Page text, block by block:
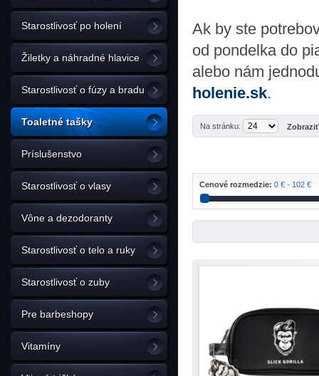
Starostlivosť po holení
Žiletky a náhradné hlavice
Starostlivosť o fúzy a bradu
Toaletné tašky
Príslušenstvo
Starostlivosť o vlasy
Vône a dezodoranty
Starostlivosť o telo a ruky
Starostlivosť o zuby
Pre barbeshopy
Vitamíny
Ak by ste
od pondelka do
alebo nám
holenie.sk.
Na stránku:
Cenové rozmedzie: 0 € - 102 €